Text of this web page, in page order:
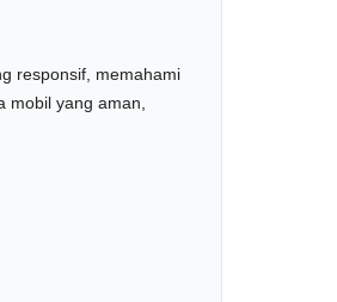
responsif, memahami
yang aman,